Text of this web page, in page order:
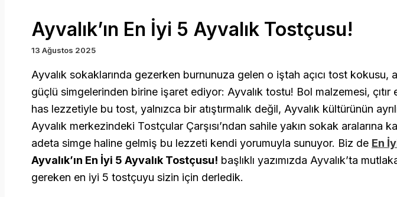
Ayvalık’ın En İyi 5 Ayvalık Tostçusu!
13 Ağustos 2025
Ayvalık sokaklarında gezerken burnunuza gelen o iştah açıcı tost kokusu,
güçlü simgelerinden birine işaret ediyor: Ayvalık tostu! Bol malzemesi, çıtır
has lezzetiyle bu tost, yalnızca bir atıştırmalık değil, Ayvalık kültürünün
Ayvalık merkezindeki Tostçular Çarşısı’ndan sahile yakın sokak aralarına
adeta simge haline gelmiş bu lezzeti kendi yorumuyla sunuyor. Biz de En
Ayvalık’ın En İyi 5 Ayvalık Tostçusu! başlıklı yazımızda Ayvalık’ta
gereken en iyi 5 tostçuyu sizin için derledik.